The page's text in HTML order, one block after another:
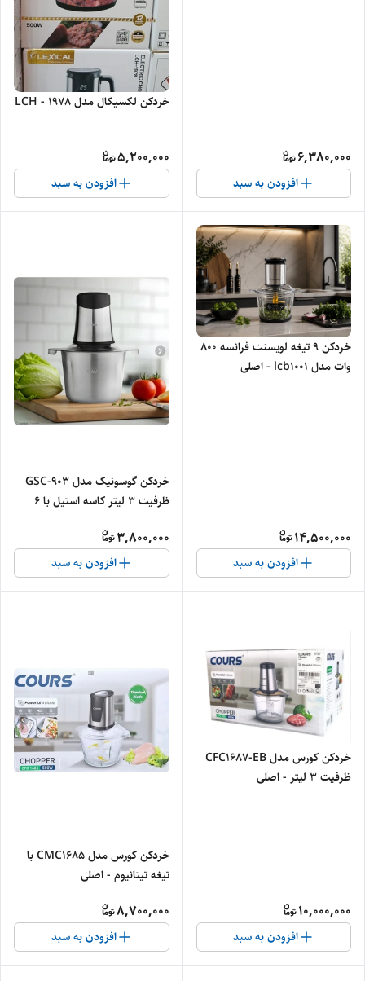
6,380,000
افزودن به سبد
خردکن لکسیکال مدل LCH - 1978
5,200,000
افزودن به سبد
خردکن 9 تیغه لویسنت فرانسه 800
وات مدل lcb1001 - اصلی
14,500,000
افزودن به سبد
خردکن گوسونیک مدل GSC-903
ظرفیت ۳ لیتر کاسه استیل با ۶
3,800,000
افزودن به سبد
خردکن کورس مدل CFC1687-EB
ظرفیت ۳ لیتر - اصلی
10,000,000
افزودن به سبد
خردکن کورس مدل CMC1685 با
تیغه تیتانیوم - اصلی
8,700,000
افزودن به سبد